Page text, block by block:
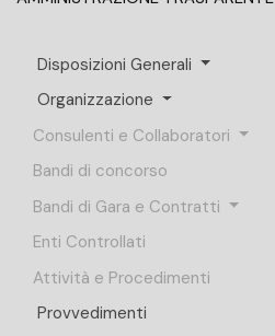
Disposizioni Generali
Organizzazione
Consulenti e Collaboratori
Bandi di concorso
Bandi di Gara e Contratti
Enti Controllati
Attività e Procedimenti
Provvedimenti